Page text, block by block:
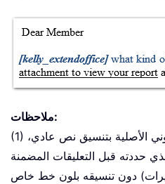
ملاحظات:
(1) إذا كانت رسالة البريد الإلكتروني الأصلية بتنسيق نص عادي،
حددته قبل التعليقات المضمنة